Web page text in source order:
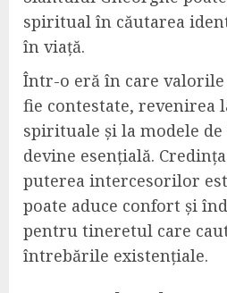
spiritual în căutarea
în viață.
Într-o eră în care
fie contestate, revenirea
spirituale și la modele de
devine esențială.
puterea intercesorilor
poate aduce confort și
pentru tineretul care
întrebările existențiale.